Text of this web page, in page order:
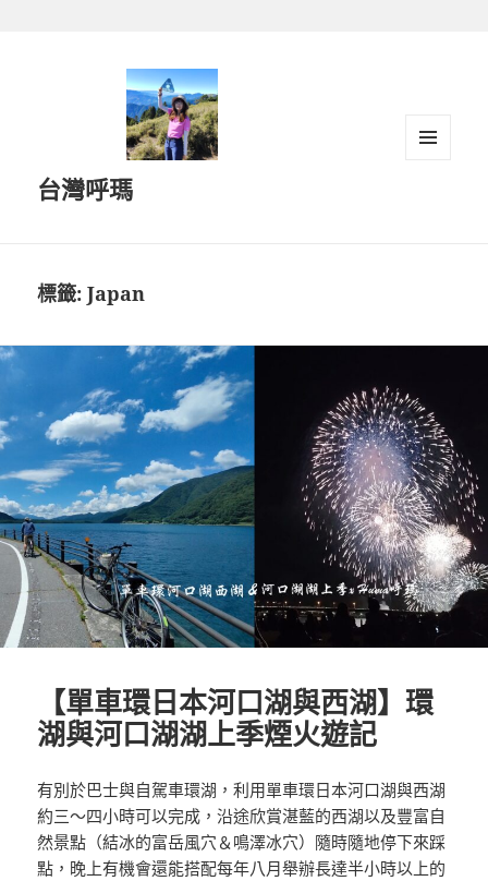
台灣呼瑪
標籤:Japan
【單車環日本河口湖與西湖】環
湖與河口湖湖上季煙火遊記
有別於巴士與自駕車環湖，利用單車環日本河口湖與西湖
約三～四小時可以完成，沿途欣賞湛藍的西湖以及豐富自
然景點（結冰的富岳風穴＆鳴澤冰穴）隨時隨地停下來踩
點，晚上有機會還能搭配每年八月舉辦長達半小時以上的